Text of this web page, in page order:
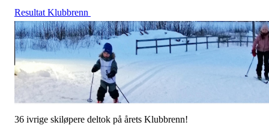
Resultat Klubbrenn
36 ivrige skiløpere deltok på årets Klubbrenn!